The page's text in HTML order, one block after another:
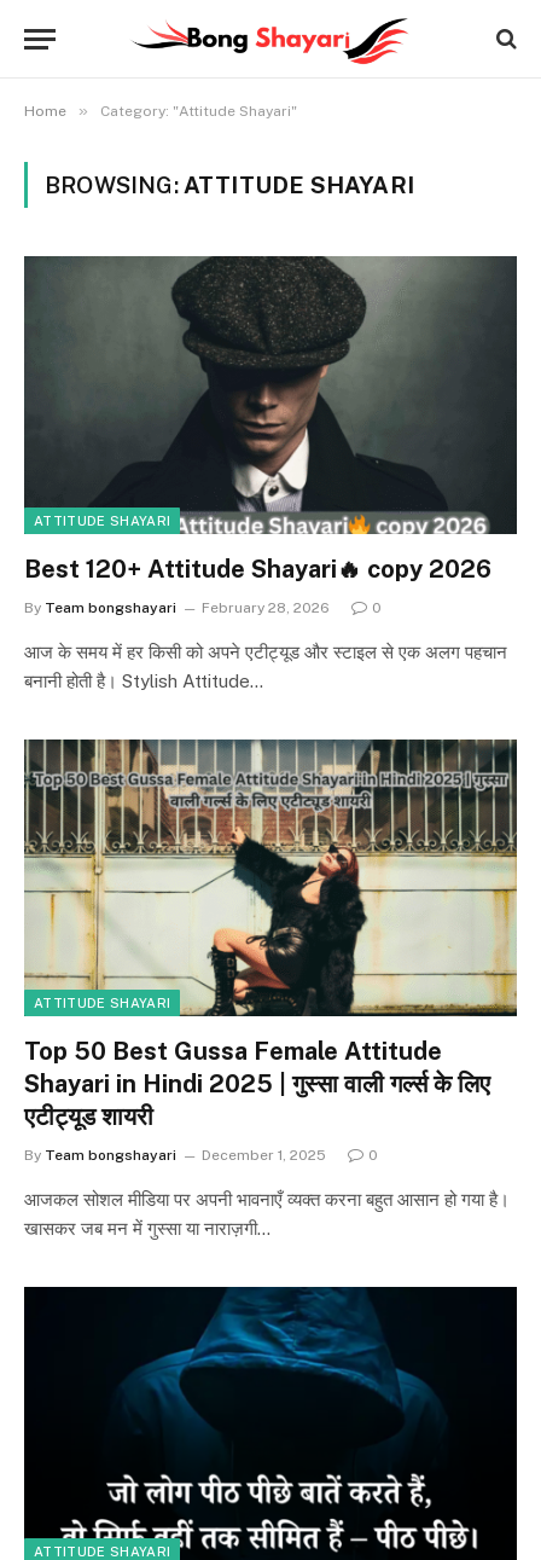
Home » Category: "Attitude Shayari"
BROWSING: ATTITUDE SHAYARI
ATTITUDE SHAYARI
Best 120+ Attitude Shayari🔥 copy 2026
By Team bongshayari February 28, 2026 0
आज के समय में हर किसी को अपने एटीट्यूड और स्टाइल से एक अलग पहचान
बनानी होती है। Stylish Attitude…
ATTITUDE SHAYARI
Top 50 Best Gussa Female Attitude
Shayari in Hindi 2025 | गुस्सा वाली गर्ल्स के लिए
एटीट्यूड शायरी
By Team bongshayari December 1, 2025 0
आजकल सोशल मीडिया पर अपनी भावनाएँ व्यक्त करना बहुत आसान हो गया है।
खासकर जब मन में गुस्सा या नाराज़गी…
ATTITUDE SHAYARI